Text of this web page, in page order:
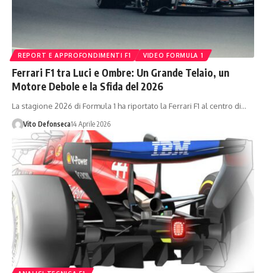
REPORT E APPROFONDIMENTI F1 VIDEO FORMULA 1
Ferrari F1 tra Luci e Ombre: Un Grande Telaio, un
Motore Debole e la Sfida del 2026
La stagione 2026 di Formula 1 ha riportato la Ferrari F1 al centro di…
Vito Defonseca14 Aprile 2026